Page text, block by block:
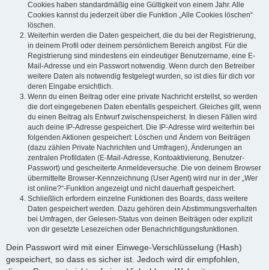
Cookies haben standardmäßig eine Gültigkeit von einem Jahr. Alle
Cookies kannst du jederzeit über die Funktion „Alle Cookies löschen“
löschen.
Weiterhin werden die Daten gespeichert, die du bei der Registrierung,
in deinem Profil oder deinem persönlichem Bereich angibst. Für die
Registrierung sind mindestens ein eindeutiger Benutzername, eine E-
Mail-Adresse und ein Passwort notwendig. Wenn durch den Betreiber
weitere Daten als notwendig festgelegt wurden, so ist dies für dich vor
deren Eingabe ersichtlich.
Wenn du einen Beitrag oder eine private Nachricht erstellst, so werden
die dort eingegebenen Daten ebenfalls gespeichert. Gleiches gilt, wenn
du einen Beitrag als Entwurf zwischenspeicherst. In diesen Fällen wird
auch deine IP-Adresse gespeichert. Die IP-Adresse wird weiterhin bei
folgenden Aktionen gespeichert: Löschen und Ändern von Beiträgen
(dazu zählen Private Nachrichten und Umfragen), Änderungen an
zentralen Profildaten (E-Mail-Adresse, Kontoaktivierung, Benutzer-
Passwort) und gescheiterte Anmeldeversuche. Die von deinem Browser
übermittelte Browser-Kennzeichnung (User Agent) wird nur in der „Wer
ist online?“-Funktion angezeigt und nicht dauerhaft gespeichert.
Schließlich erfordern einzelne Funktionen des Boards, dass weitere
Daten gespeichert werden. Dazu gehören dein Abstimmungsverhalten
bei Umfragen, der Gelesen-Status von deinen Beiträgen oder explizit
von dir gesetzte Lesezeichen oder Benachrichtigungsfunktionen.
Dein Passwort wird mit einer Einwege-Verschlüsselung (Hash)
gespeichert, so dass es sicher ist. Jedoch wird dir empfohlen,